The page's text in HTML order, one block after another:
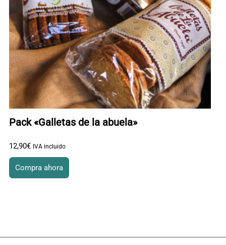
Pack «Galletas de la abuela»
12,90€ IVA incluido
Compra ahora